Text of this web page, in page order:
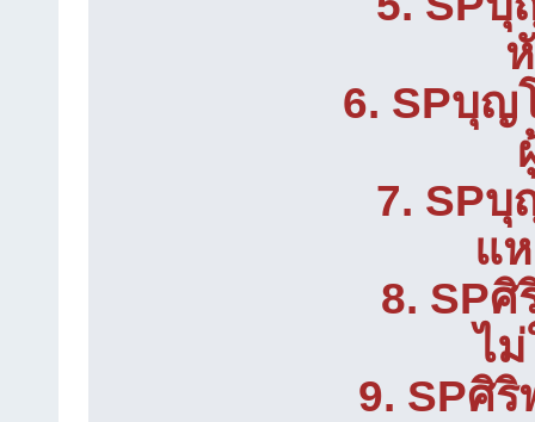
6. SPบุญ
7. SP
แ
8. SP
ไม่
9. SPศิ